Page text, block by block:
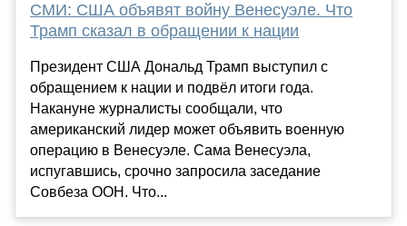
СМИ: США объявят войну Венесуэле. Что
Трамп сказал в обращении к нации
Президент США Дональд Трамп выступил с
обращением к нации и подвёл итоги года.
Накануне журналисты сообщали, что
американский лидер может объявить военную
операцию в Венесуэле. Сама Венесуэла,
испугавшись, срочно запросила заседание
Совбеза ООН. Что...